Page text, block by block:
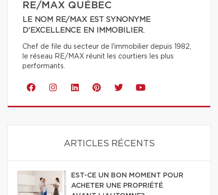
RE/MAX QUÉBEC
LE NOM RE/MAX EST SYNONYME
D'EXCELLENCE EN IMMOBILIER.
Chef de file du secteur de l'immobilier depuis 1982,
le réseau RE/MAX réunit les courtiers les plus
performants.
ARTICLES RÉCENTS
EST-CE UN BON MOMENT POUR
ACHETER UNE PROPRIÉTÉ